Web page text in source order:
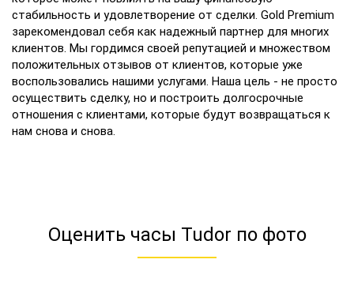
стабильность и удовлетворение от сделки. Gold Premium
зарекомендовал себя как надежный партнер для многих
клиентов. Мы гордимся своей репутацией и множеством
положительных отзывов от клиентов, которые уже
воспользовались нашими услугами. Наша цель - не просто
осуществить сделку, но и построить долгосрочные
отношения с клиентами, которые будут возвращаться к
нам снова и снова.
Оценить часы Tudor по фото